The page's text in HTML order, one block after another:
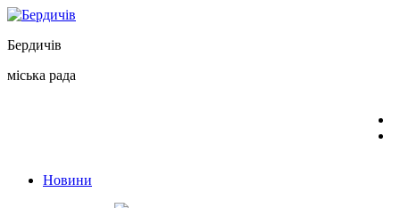
Перейти
вмісту
Бердичів
міська рада
Новини